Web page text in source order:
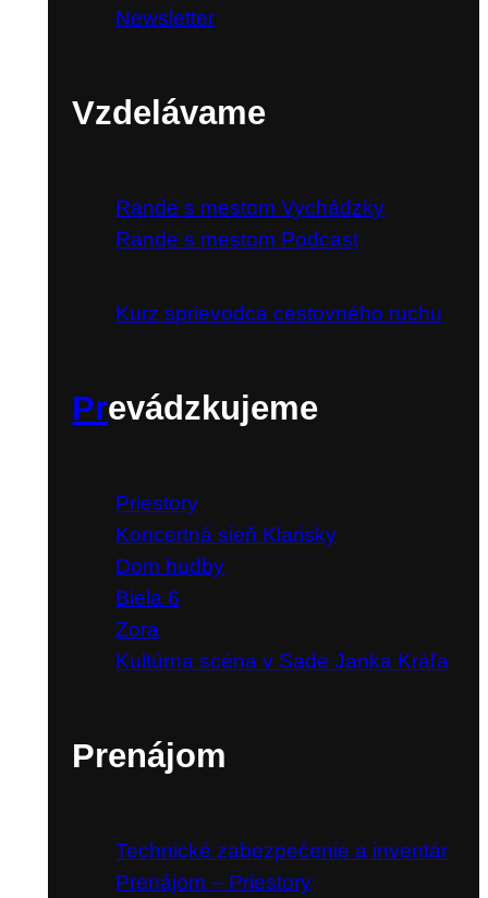
Newsletter
Vzdelávame
Rande s mestom Vychádzky
Rande s mestom Podcast
Kurz sprievodca cestovného ruchu
Prevádzkujeme
Priestory
Koncertná sieň Klarisky
Dom hudby
Biela 6
Zora
Kultúrna scéna v Sade Janka Kráľa
Prenájom
Technické zabezpečenie a inventár
Prenájom – Priestory